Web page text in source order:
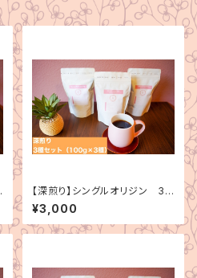
【深煎り】シングルオリジン 3
種セット（100g×3種）
¥3,000